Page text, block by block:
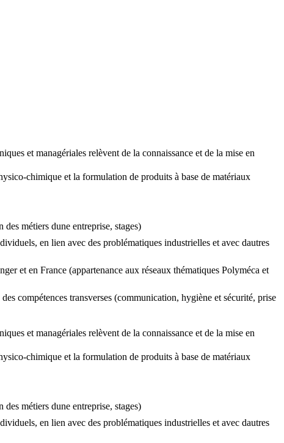
et managériales relèvent de la connaissance et de la mise en
chimique et la formulation de produits à base de matériaux
métiers dune entreprise, stages)
en lien avec des problématiques industrielles et avec dautres
et en France (appartenance aux réseaux thématiques Polyméca et
compétences transverses (communication, hygiène et sécurité, prise
et managériales relèvent de la connaissance et de la mise en
chimique et la formulation de produits à base de matériaux
métiers dune entreprise, stages)
en lien avec des problématiques industrielles et avec dautres